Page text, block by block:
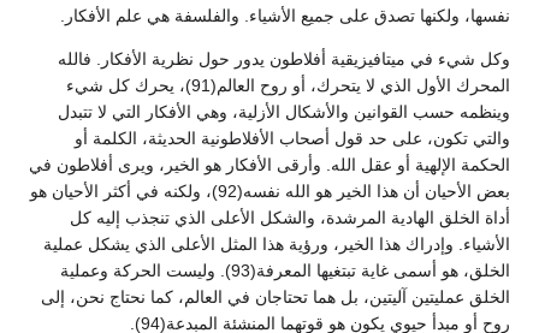
نفسها، ولكنها تصدق على جميع الأشياء. والفلسفة هي علم الأفكار.
وكل شيء في ميتافيزيقية أفلاطون يدور حول نظرية الأفكار. فالله
المحرك الأول الذي لا يتحرك، أو روح العالم(91)، يحرك كل شيء
وينظمه حسب القوانين والأشكال الأزلية، وهي الأفكار التي لا تتبدل
والتي تكون، على حد قول أصحاب الأفلاطونية الحديثة، الكلمة أو
الحكمة الإلهية أو عقل الله. وأرقى الأفكار هو الخير، ويرى أفلاطون في
بعض الأحيان أن هذا الخير هو الله نفسه(92)، ولكنه في أكثر الأحيان هو
أداة الخلق الهادية المرشدة، والشكل الأعلى الذي تنجذب إليه كل
الأشياء. وإدراك هذا الخير، ورؤية هذا المثل الأعلى الذي يشكل عملية
الخلق، هو أسمى غاية تبتغيها المعرفة(93). وليست الحركة وعملية
الخلق عمليتين آليتين، بل هما تحتاجان في العالم، كما نحتاج نحن، إلى
روح أو مبدأ حيوي يكون هو قوتهما المنشئة المبدعة(94).